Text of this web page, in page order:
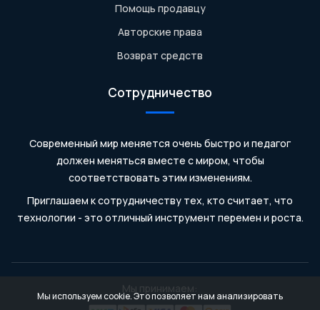
Помощь продавцу
Авторские права
Возврат средств
Сотрудничество
Современный мир меняется очень быстро и педагог
должен меняться вместе с миром, чтобы
соответствовать этим изменениям.
Приглашаем к сотрудничеству тех, кто считает, что
технологии - это отличный инструмент перемен и роста.
Мы принимаем:
Мы используем cookie. Это позволяет нам анализировать